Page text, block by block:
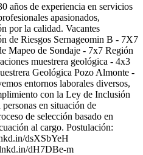
años de experiencia en servicios
apasionados,
por la calidad. Vacantes
de Riesgos Sernageomin B - 7X7
Mapeo de Sondaje - 7x7 Región
muestrera geológica - 4x3
Geológica Pozo Almonte -
entornos laborales diversos,
con la Ley de Inclusión
en situación de
de selección basado en
al cargo. Postulación:
dsXSbYeH
dH7DBe-m